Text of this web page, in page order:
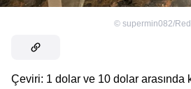
© supermin082/
Çeviri: 1 dolar ve 10 dolar arasında